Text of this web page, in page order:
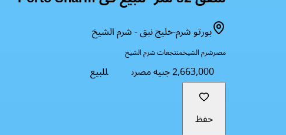
بورتو شرم-خليج نبق - شرم الشيخ
مصرشرم الشيخمنتجعات شرم الشيخ
2,663,000 جنيه مصرى للبيع
حفظ